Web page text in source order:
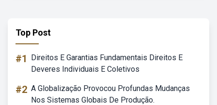
Top Post
#1
Direitos E Garantias Fundamentais Direitos E
Deveres Individuais E Coletivos
#2 A Globalização Provocou Profundas Mudanças
Nos Sistemas Globais De Produção.